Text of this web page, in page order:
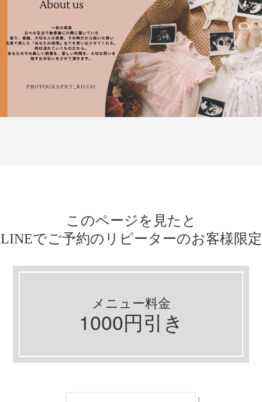
このページを見たと
LINEでご予約のリピーターのお客様限定
メニュー料金
1000円引き